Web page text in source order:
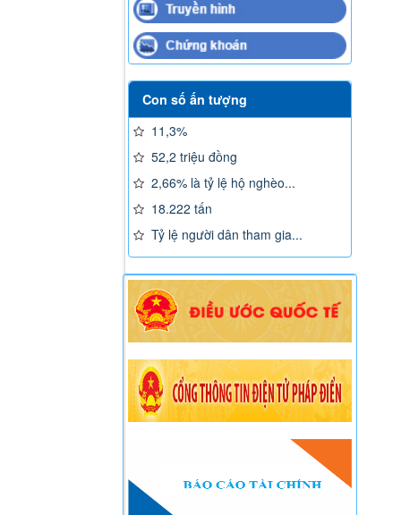
Con số ấn tượng
11,3%
52,2 triệu đồng
2,66% là tỷ lệ hộ nghèo...
18.222 tấn
Tỷ lệ người dân tham gia...